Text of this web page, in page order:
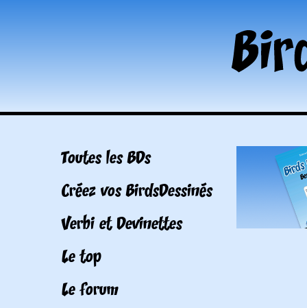
Toutes les BDs
Créez vos BirdsDessinés
Verbi et Devinettes
Le top
Le forum